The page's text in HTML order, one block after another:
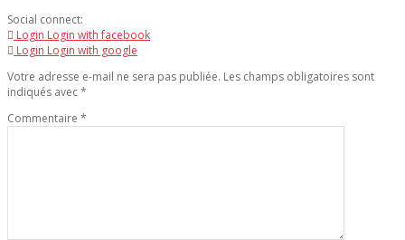
Social connect:
Login Login with facebook
Login Login with google
Votre adresse e-mail ne sera pas publiée. Les champs obligatoires sont
indiqués avec*
Commentaire *